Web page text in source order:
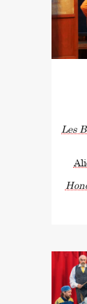
Les